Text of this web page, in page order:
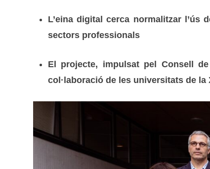
L’eina digital cerca normalitzar l’ús
sectors professionals
El projecte, impulsat pel Consell
col·laboració de les universitats de la